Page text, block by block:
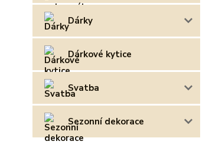
Dárky
Dárkové kytice
Svatba
Sezonní dekorace